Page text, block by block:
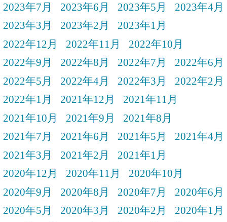
2023年7月
2023年6月 2023年5月
2023年4月
2023年3月
2023年2月
2023年1月
2022年12月
2022年11月
2022年10月
2022年9月
2022年8月 2022年7月
2022年6月
2022年5月
2022年4月 2022年3月
2022年2月
2022年1月
2021年12月
2021年11月
2021年10月
2021年9月
2021年8月
2021年7月
2021年6月 2021年5月
2021年4月
2021年3月
2021年2月
2021年1月
2020年12月
2020年11月
2020年10月
2020年9月
2020年8月 2020年7月
2020年6月
2020年5月
2020年3月 2020年2月
2020年1月